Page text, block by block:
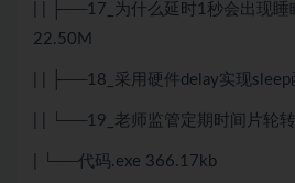
| | ├──17_为什么延时1秒会出现睡
22.50M
| | ├──18_采用硬件delay实现
| | └──19_老师监管定期时间片轮
| └──代码.exe 366.17kb